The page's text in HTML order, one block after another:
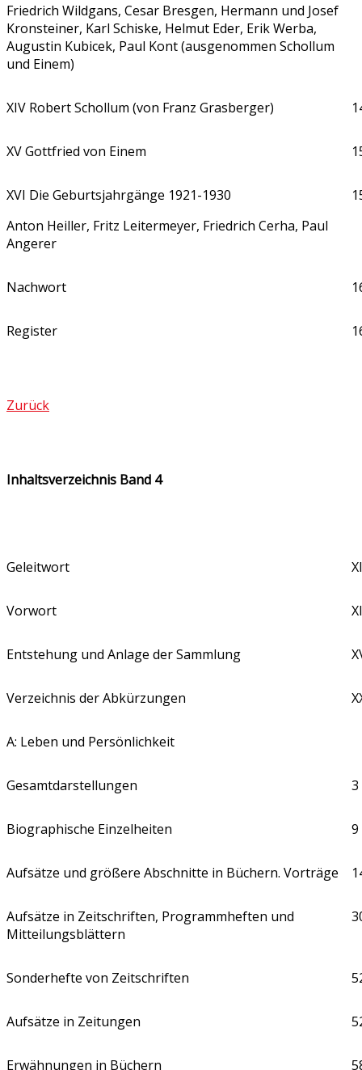
Friedrich Wildgans, Cesar Bresgen, Hermann und Josef
Kronsteiner, Karl Schiske, Helmut Eder, Erik Werba,
Augustin Kubicek, Paul Kont (ausgenommen Schollum
und Einem)
XIV Robert Schollum (von Franz Grasberger)
XV Gottfried von Einem
XVI Die Geburtsjahrgänge 1921-1930
Anton Heiller, Fritz Leitermeyer, Friedrich Cerha, Paul
Angerer
Nachwort
Register
Zurück
Inhaltsverzeichnis Band 4
Geleitwort XI
Vorwort
Entstehung und Anlage der Sammlung
Verzeichnis der Abkürzungen
A: Leben und Persönlichkeit
Gesamtdarstellungen 3
Biographische Einzelheiten 9
Aufsätze und größere Abschnitte in Büchern. Vorträge
Aufsätze in Zeitschriften, Programmheften und
Mitteilungsblättern
Sonderhefte von Zeitschriften
Aufsätze in Zeitungen
Erwähnungen in Büchern